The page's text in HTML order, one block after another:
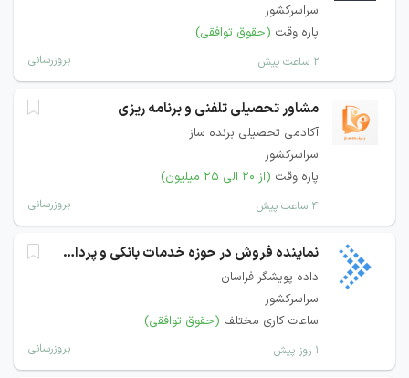
سراسرکشور
پاره وقت (حقوق توافقی)
۲ ساعت پیش بروزرسانی
مشاور تحصیلی تلفنی و برنامه ریزی
آکادمی تحصیلی برنده ساز
سراسرکشور
پاره وقت (از ۲۰ الی ۲۵ میلیون)
۴ ساعت پیش بروزرسانی
نماینده فروش در حوزه خدمات بانکی و پرداخت
داده پویشگر فراسان
سراسرکشور
ساعات کاری مختلف (حقوق توافقی)
۱ روز پیش بروزرسانی